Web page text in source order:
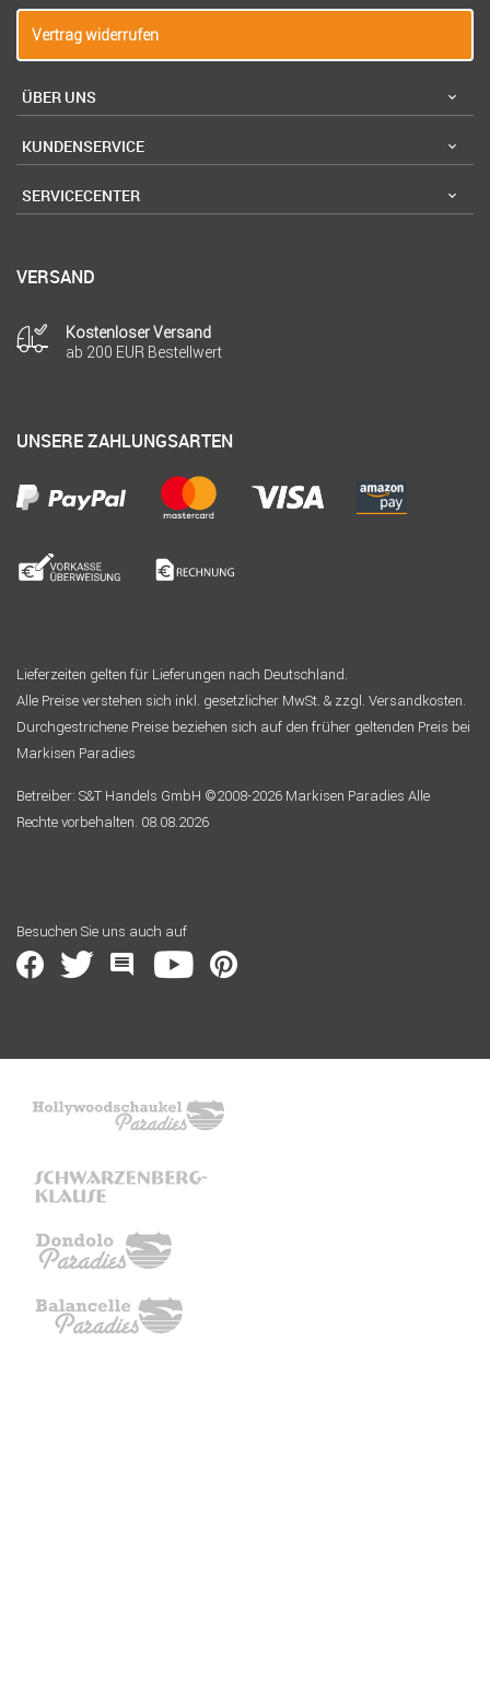
Vertrag widerrufen
ÜBER UNS
KUNDENSERVICE
SERVICECENTER
VERSAND
Kostenloser Versand
ab 200 EUR Bestellwert
UNSERE ZAHLUNGSARTEN
Lieferzeiten gelten für Lieferungen nach Deutschland.
Alle Preise verstehen sich inkl. gesetzlicher MwSt. & zzgl. Versandkosten.
Durchgestrichene Preise beziehen sich auf den früher geltenden Preis bei
Markisen Paradies
Betreiber: S&T Handels GmbH ©2008-2026 Markisen Paradies Alle
Rechte vorbehalten. 08.08.2026
Besuchen Sie uns auch auf